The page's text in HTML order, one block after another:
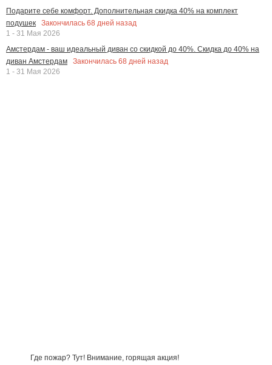
Подарите себе комфорт. Дополнительная скидка 40% на комплект
подушек
Закончилась 68 дней назад
1 - 31 Мая 2026
Амстердам - ваш идеальный диван со скидкой до 40%. Скидка до 40% на
диван Амстердам
Закончилась 68 дней назад
1 - 31 Мая 2026
Где пожар? Тут! Внимание, горящая акция!